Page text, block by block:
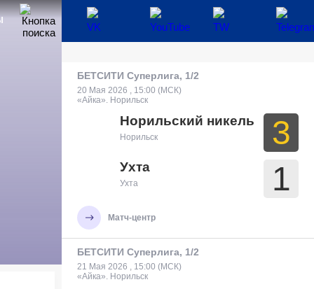
БЕТСИТИ Суперлига, 1/2
20 Мая 2026 , 15:00 (МСК)
«Айка». Норильск
Норильский никель
Норильск 3
Ухта
Ухта 1
Матч-центр
БЕТСИТИ Суперлига, 1/2
21 Мая 2026 , 15:00 (МСК)
«Айка». Норильск